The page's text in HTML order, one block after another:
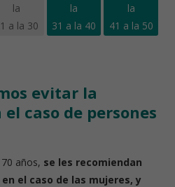
la
a la 30
la
31 a la 40
la
41 a la 50
evitar la
caso de persones
años, se les recomiendan
el caso de las mujeres, y